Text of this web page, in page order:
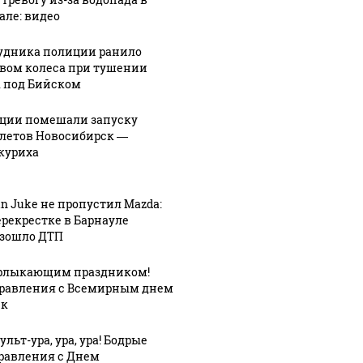
вновь ищет
семью
видео
полиции ранило
колеса при тушении
под Бийском
помешали запуску
Новосибирск —
Juke не пропустил Mazda:
в Барнауле
ДТП
праздником!
с Всемирным днем
ура, ура, ура! Бодрые
с Днем